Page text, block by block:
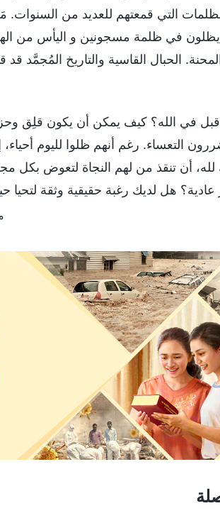
التي قمعتهم للعديد من السنوات.
يظلون في ظلمة مسجونين و اليأس من
الحبال القاسية والتاريخ
في الله؟ كيف يمكن أن يكون قلِق
التعساء. رغم أنهم ظلوا لليوم
أن تنقذ من لهم النجاة لتعوض بكل
عادية؟ هل لديك رغبة حقيقية وثقة لتحيا